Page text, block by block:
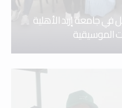
في جامعة إربد الأهلية
الموسيقية